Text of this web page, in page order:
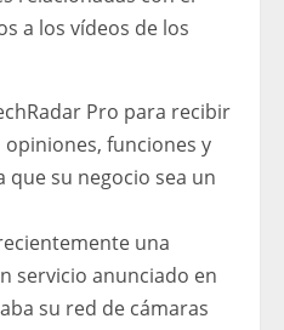
a los vídeos de los
Pro para recibir
funciones y
que su negocio sea un
una
servicio anunciado en
su red de cámaras